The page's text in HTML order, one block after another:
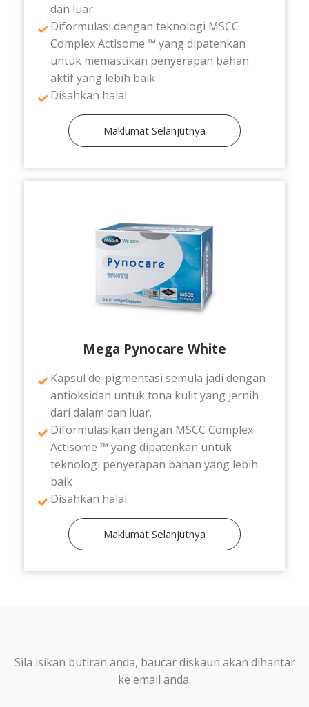
dan luar.
Diformulasi dengan teknologi MSCC
Complex Actisome ™ yang dipatenkan
untuk memastikan penyerapan bahan
aktif yang lebih baik
Disahkan halal
Maklumat Selanjutnya
Mega Pynocare White
Kapsul de-pigmentasi semula jadi dengan
antioksidan untuk tona kulit yang jernih
dari dalam dan luar.
Diformulasikan dengan MSCC Complex
Actisome ™ yang dipatenkan untuk
teknologi penyerapan bahan yang lebih
baik
Disahkan halal
Maklumat Selanjutnya
Sila isikan butiran anda, baucar diskaun akan dihantar
ke email anda.